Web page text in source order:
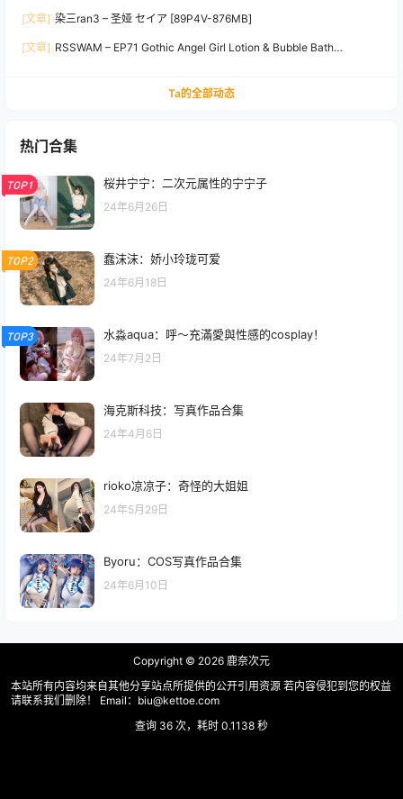
[文章] 染三ran3 – 圣娅 セイア [89P4V-876MB]
[文章] RSSWAM – EP71 Gothic Angel Girl Lotion & Bubble Bath
Ta的全部动态
热门合集
TOP1 桜井宁宁：二次元属性的宁宁子
24年6月26日
TOP2 蠢沫沫：娇小玲珑可爱
24年6月18日
TOP3 水淼aqua：呼～充滿愛與性感的cosplay！
24年7月2日
海克斯科技：写真作品合集
24年4月6日
rioko凉凉子：奇怪的大姐姐
24年5月29日
Byoru：COS写真作品合集
24年6月10日
Copyright © 2026 鹿奈次元
本站所有内容均来自其他分享站点所提供的公开引用资源 若内容侵犯到您的权益
请联系我们删除！ Email：biu@kettoe.com
查询 36 次，耗时 0.1138 秒